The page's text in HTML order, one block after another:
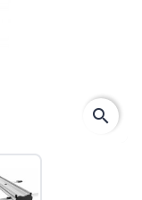
search